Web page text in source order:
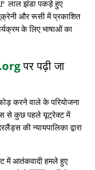
🚩 लाल झंडा पकड़े हुए
और रूसी में प्रकाशित
के लिए भाषाओं का
.orgपर पढ़ी जा
करने वाले के परियोजना
से कुछ पहले यूट्रेक्ट में
की न्यायपालिका द्वारा
में आतंकवादी हमले हुए